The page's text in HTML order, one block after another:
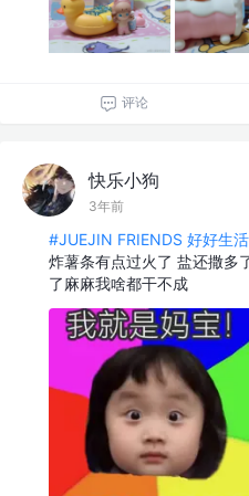
评论
快乐小狗
3年前
#JUEJIN FRIENDS 好好生
炸薯条有点过火了 盐还撒多
了麻麻我啥都干不成